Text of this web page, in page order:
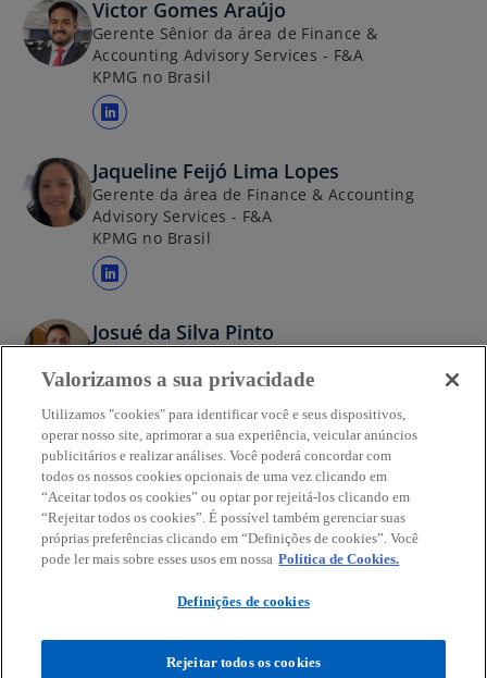
r
e
e
m
u
a
n
o
v
a
u
i
a
Victor Gomes Araújo
Gerente Sênior da área de Finance &
Accounting Advisory Services - F&A
KPMG no Brasil
a
r
e
e
m
u
a
o
v
a
g
u
i
a
Jaqueline Feijó Lima Lopes
Gerente da área de Finance & Accounting
Advisory Services - F&A
KPMG no Brasil
a
r
e
m
u
m
a
n
o
Josué da Silva Pinto
Advisory Services - F&A
a
b
r
e
e
Contato
Valorizamos a sua privacidade
Utilizamos "cookies" para identificar você e seus dispositivos,
operar nosso site, aprimorar a sua experiência, veicular anúncios
publicitários e realizar análises. Você poderá concordar com
todos os nossos cookies opcionais de uma vez clicando em
“Aceitar todos os cookies” ou optar por rejeitá-los clicando em
“Rejeitar todos os cookies”. É possível também gerenciar suas
próprias preferências clicando em “Definições de cookies”. Você
pode ler mais sobre esses usos em nossa Política de Cookies.
Definições de cookies
Rejeitar todos os cookies